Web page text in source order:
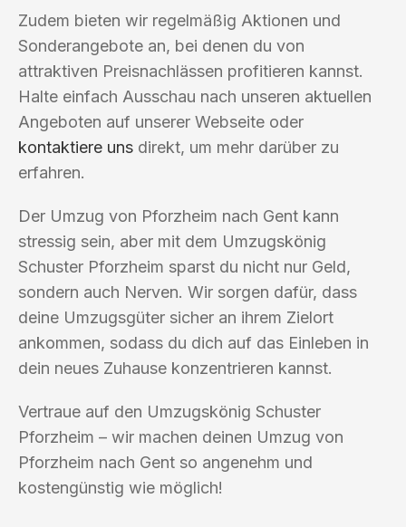
Zudem bieten wir regelmäßig Aktionen und
Sonderangebote an, bei denen du von
attraktiven Preisnachlässen profitieren kannst.
Halte einfach Ausschau nach unseren aktuellen
Angeboten auf unserer Webseite oder
kontaktiere uns direkt, um mehr darüber zu
erfahren.
Der Umzug von Pforzheim nach Gent kann
stressig sein, aber mit dem Umzugskönig
Schuster Pforzheim sparst du nicht nur Geld,
sondern auch Nerven. Wir sorgen dafür, dass
deine Umzugsgüter sicher an ihrem Zielort
ankommen, sodass du dich auf das Einleben in
dein neues Zuhause konzentrieren kannst.
Vertraue auf den Umzugskönig Schuster
Pforzheim – wir machen deinen Umzug von
Pforzheim nach Gent so angenehm und
kostengünstig wie möglich!